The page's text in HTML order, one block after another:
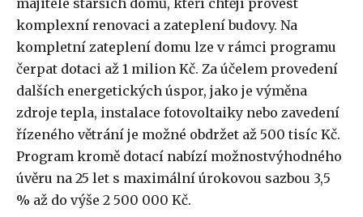
majitele starších domů, kteří chtějí provést
komplexní renovaci a zateplení budovy. Na
kompletní zateplení domu lze v rámci programu
čerpat dotaci až 1 milion Kč. Za účelem provedení
dalších energetických úspor, jako je výměna
zdroje tepla, instalace fotovoltaiky nebo zavedení
řízeného větrání je možné obdržet až 500 tisíc Kč.
Program kromě dotací nabízí možnostvýhodného
úvěru na 25 let s maximální úrokovou sazbou 3,5
% až do výše 2 500 000 Kč.